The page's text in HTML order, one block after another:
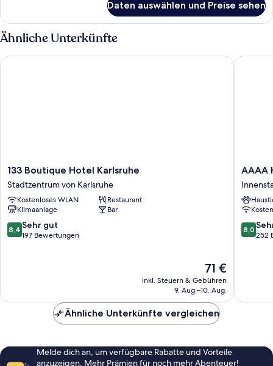
Daten auswählen und Preise sehen
Ähnliche Unterkünfte
133
Boutique
Hotel
Karlsruhe
Stadtzentrum
von
Karlsruhe
133 Boutique Hotel Karlsruhe
Stadtzentrum von Karlsruhe
Kostenloses WLAN
Restaurant
Klimaanlage
Bar
8.4
von
8,4 Sehr gut
197 Bewertungen
Der
Preis
beträgt
71 €
inkl. Steuern & Gebühren
9. Aug.–10. Aug.
133 Boutique Hotel Karlsruhe
AAAA
Kübler
West
AAAA
8.0
von
8,0
252
AAAA
Ähnliche Unterkünfte vergleichen
Melde dich an, um verfügbare Rabatte und Vorteile
anzuzeigen. Mehr Prämien für noch mehr Abenteuer!